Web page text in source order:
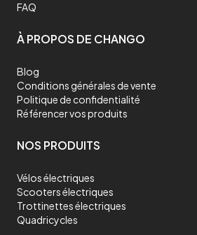
FAQ
À PROPOS DE CHANGO
Blog
Conditions générales de vente
Politique de confidentialité
Référencer vos produits
NOS PRODUITS
Vélos électriques
Scooters électriques
Trottinettes électriques
Quadricycles